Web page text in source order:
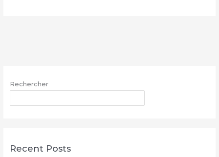
Comment
ce
et
Rechercher
Recent Posts